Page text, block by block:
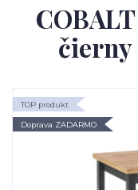
čierny
TOP produkt
Doprava ZADARMO